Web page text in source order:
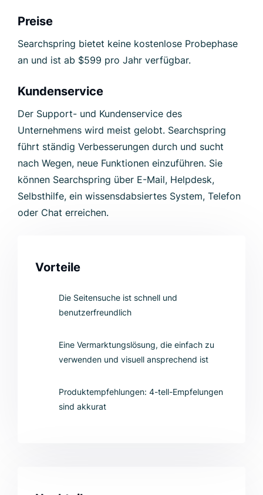
Preise
Searchspring bietet keine kostenlose Probephase
an und ist ab $599 pro Jahr verfügbar.
Kundenservice
Der Support- und Kundenservice des
Unternehmens wird meist gelobt. Searchspring
führt ständig Verbesserungen durch und sucht
nach Wegen, neue Funktionen einzuführen. Sie
können Searchspring über E-Mail, Helpdesk,
Selbsthilfe, ein wissensdabsiertes System, Telefon
oder Chat erreichen.
Vorteile
Die Seitensuche ist schnell und
benutzerfreundlich
Eine Vermarktungslösung, die einfach zu
verwenden und visuell ansprechend ist
Produktempfehlungen: 4-tell-Empfelungen
sind akkurat